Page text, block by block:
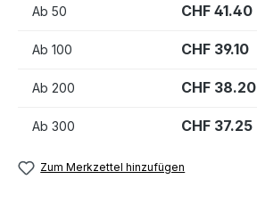
Ab 50 CHF 41.40
Ab 100 CHF 39.10
Ab 200 CHF 38.20
Ab 300 CHF 37.25
Zum Merkzettel hinzufügen